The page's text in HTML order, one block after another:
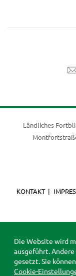
Ländliches
KONTAKT
Die Website wird
ausgeführt.
gesetzt. Sie
Cookie-